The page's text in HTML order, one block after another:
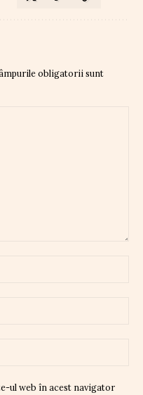
obligatorii sunt
ul web în acest navigator